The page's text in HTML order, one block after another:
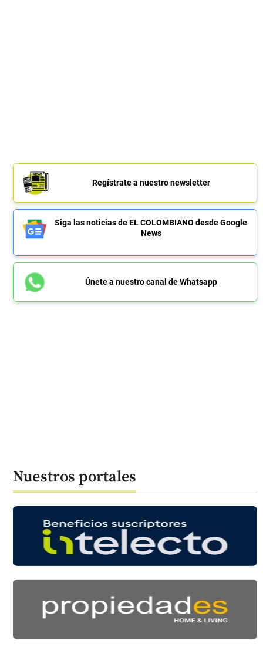
Regístrate a nuestro newsletter
Siga las noticias de EL COLOMBIANO desde Google
News
Únete a nuestro canal de Whatsapp
Nuestros portales